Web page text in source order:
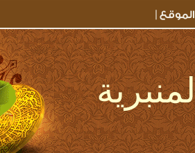
خطبة: بعض أضرار سهر الليل ونوم خطب الروضة ۞